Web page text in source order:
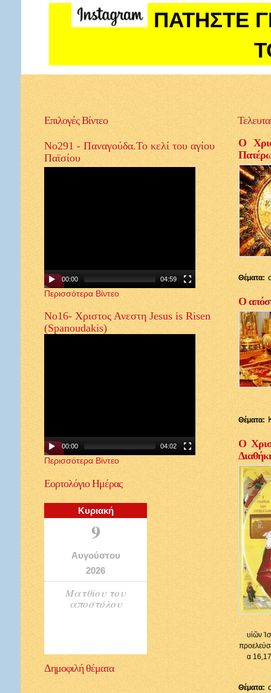
ΠΑΤΗΣΤΕ
ΕπιλογέςΒίντεο
No291 - Παναγούδα.Το κελί του αγίου
Παϊσίου
00:00 04:59
Περισσότερα Βίντεο
Νο16- Χριστος Ανεστη Jesus is Risen
(Spanoudakis)
00:00 04:02
Περισσότερα Βίντεο
ΕορτολόγιοΗμέρας
Κυριακή
9
Αυγούστου
2026
Ματθίου του
αποστόλου
Δημοφιλήθέματα
Ο
Θέματα:
Ο
Θέματα:
Ο
υἱῶν
α 16,17
Θέματα: